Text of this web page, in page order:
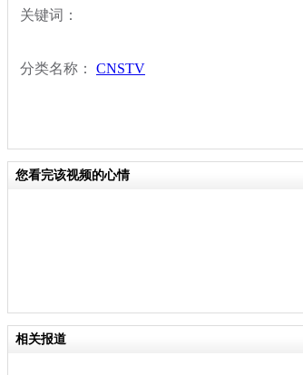
关键词：
分类名称： CNSTV
您看完该视频的心情
相关报道